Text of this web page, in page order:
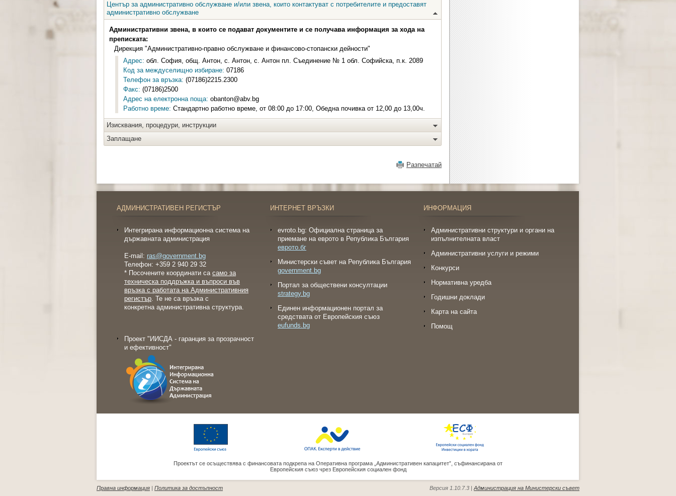
Център за административно обслужване и/или звена, които контактуват с потребителите и предоставят
административно обслужване
Административни звена, в които се подават документите и се получава информация за хода на
преписката:
Дирекция "Административно-правно обслужване и финансово-стопански дейности"
Адрес: обл. София, общ. Антон, с. Антон, с. Антон пл. Съединение № 1 обл. Софийска, п.к. 2089
Код за междуселищно избиране: 07186
Телефон за връзка: (07186)2215.2300
Факс: (07186)2500
Адрес на електронна поща: obanton@abv.bg
Работно време: Стандартно работно време, от 08:00 до 17:00, Обедна почивка от 12,00 до 13,00ч.
Изисквания, процедури, инструкции
Заплащане
Разпечатай
АДМИНИСТРАТИВЕН РЕГИСТЪР
Интегрирана информационна система на
държавната администрация
E-mail: ras@government.bg
Телефон: +359 2 940 29 32
* Посочените координати са само за
техническа поддръжка и въпроси във
връзка с работата на Административния
регистър. Те не са връзка с
конкретна административна структура.
Проект "ИИСДА - гаранция за прозрачност
и ефективност"
ИНТЕРНЕТ ВРЪЗКИ
evroto.bg: Официална страница за
приемане на еврото в Република България
еврото.бг
Министерски съвет на Република България
government.bg
Портал за обществени консултации
strategy.bg
Eдинен информационен портал за
средствата от Европейския съюз
eufunds.bg
ИНФОРМАЦИЯ
Административни структури и органи на
изпълнителната власт
Административни услуги и режими
Конкурси
Нормативна уредба
Годишни доклади
Карта на сайта
Помощ
Проектът се осъществява с финансовата подкрепа на Оперативна програма „Административен капацитет”, съфинансирана от
Европейския съюз чрез Европейския социален фонд
Правна информация | Политика за достъпност Версия 1.10.7.3 | Администрация на Министерски съвет